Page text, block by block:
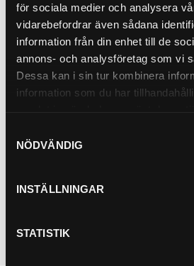
för sociala medier och analysera
vidarebefordrar även sådana
information från din enhet till de
annons- och analysföretag som vi
Dessa kan i sin tur kombinera
information som du har
NÖDVÄNDIG
INSTÄLLNINGAR
STATISTIK
Pris exkl.